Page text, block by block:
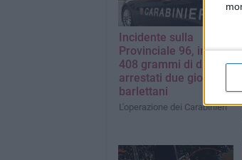
Incidente sulla
Provinciale 96, in auto
408 grammi di droga:
arrestati due giovani
barlettani
L'operazione dei Carabinieri